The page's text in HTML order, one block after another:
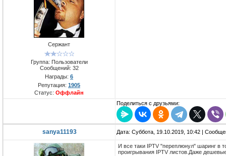
Сержант
Группа: Пользователи
Сообщений: 32
Награды: 6
Репутация: 1905
Статус: Оффлайн
Поделиться с друзьями:
sanya11193 Дата: Суббота, 19.10.2019, 10:42 |
И все таки IPTV "переплюнул" шаринг в
проигрывания IPTV листов.Даже